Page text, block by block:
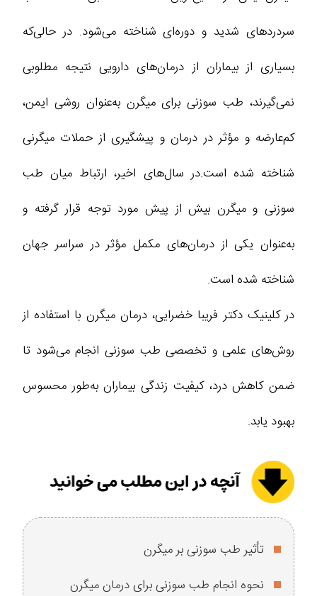
سردردهای شدید و دوره‌ای شناخته می‌شود. در حالی‌که
بسیاری از بیماران از درمان‌های دارویی نتیجه مطلوبی
نمی‌گیرند، طب سوزنی برای میگرن به‌عنوان روشی ایمن،
کم‌عارضه و مؤثر در درمان و پیشگیری از حملات میگرنی
شناخته شده است.در سال‌های اخیر، ارتباط میان طب
سوزنی و میگرن بیش از پیش مورد توجه قرار گرفته و
به‌عنوان یکی از درمان‌های مکمل مؤثر در سراسر جهان
شناخته شده است.
در کلینیک دکتر فریبا خضرایی، درمان میگرن با استفاده از
روش‌های علمی و تخصصی طب سوزنی انجام می‌شود تا
ضمن کاهش درد، کیفیت زندگی بیماران به‌طور محسوس
بهبود یابد.
تأثیر طب سوزنی بر میگرن
نحوه انجام طب سوزنی برای درمان میگرن